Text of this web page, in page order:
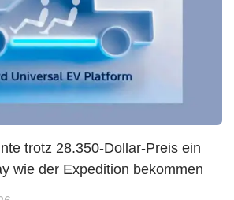
trotz 28.350-Dollar-Preis ein
wie der Expedition bekommen